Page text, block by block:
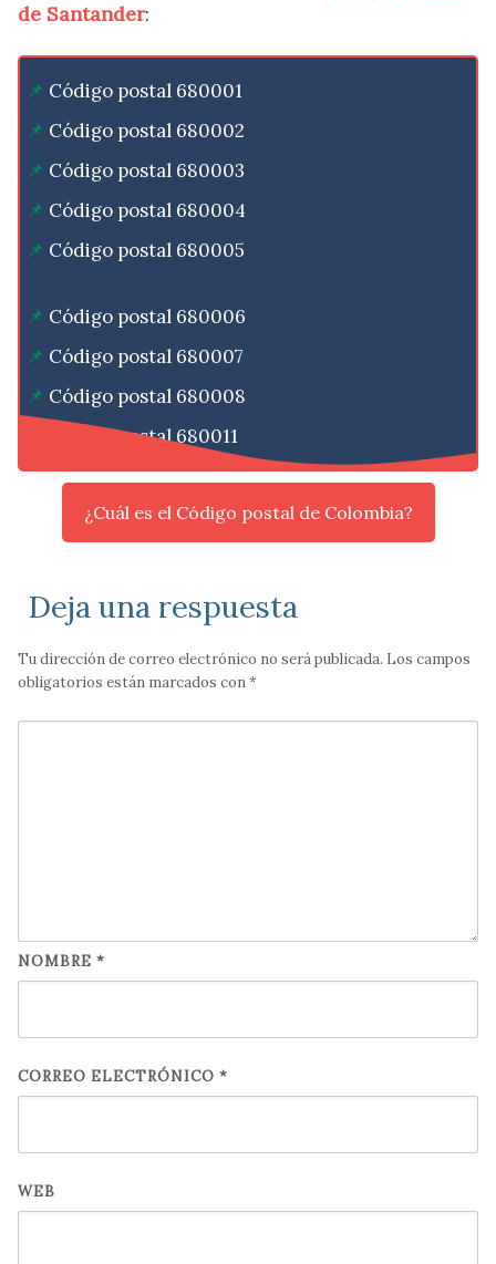
de Santander:
Código postal 680001
Código postal 680002
Código postal 680003
Código postal 680004
Código postal 680005
Código postal 680006
Código postal 680007
Código postal 680008
Código postal 680011
¿Cuál es el Código postal de Colombia?
Deja una respuesta
Tu dirección de correo electrónico no será publicada. Los campos
obligatorios están marcados con*
NOMBRE *
CORREO ELECTRÓNICO *
WEB